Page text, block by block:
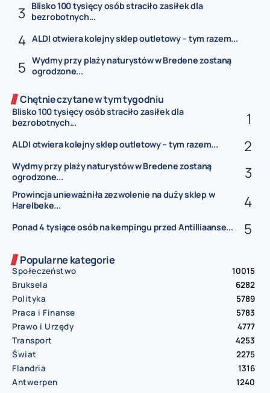
Blisko 100 tysięcy osób straciło zasiłek dla
bezrobotnych...
ALDI otwiera kolejny sklep outletowy – tym razem...
Wydmy przy plaży naturystów w Bredene zostaną
ogrodzone...
Chętnie czytane w tym tygodniu
Blisko 100 tysięcy osób straciło zasiłek dla
bezrobotnych...
ALDI otwiera kolejny sklep outletowy – tym razem...
Wydmy przy plaży naturystów w Bredene zostaną
ogrodzone...
Prowincja unieważniła zezwolenie na duży sklep w
Harelbeke...
Ponad 4 tysiące osób na kempingu przed Antilliaanse...
Popularne kategorie
Społeczeństwo
10015
Bruksela
6282
Polityka
5789
Praca i Finanse
5783
Prawo i Urzędy
4777
Transport
4253
Świat
2275
Flandria
1316
Antwerpen
1240